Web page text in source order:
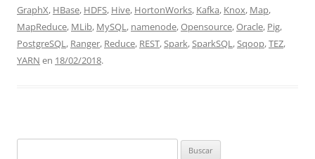
GraphX, HBase, HDFS, Hive, HortonWorks, Kafka, Knox, Map,
MapReduce, MLib, MySQL, namenode,Opensource,Oracle, Pig,
PostgreSQL, Ranger, Reduce, REST,Spark,SparkSQL,Sqoop,TEZ,
YARN en 18/02/2018.